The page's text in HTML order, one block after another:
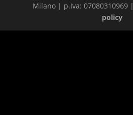
Milano | p.Iva: 07080310969 |
policy